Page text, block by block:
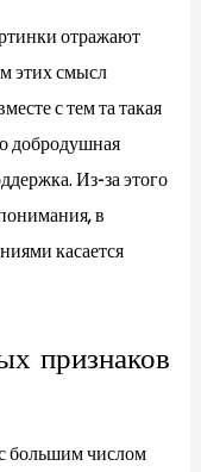
отражают
этих смысл
с тем та такая
добродушная
Из-за этого
в
касается
признаков
большим числом